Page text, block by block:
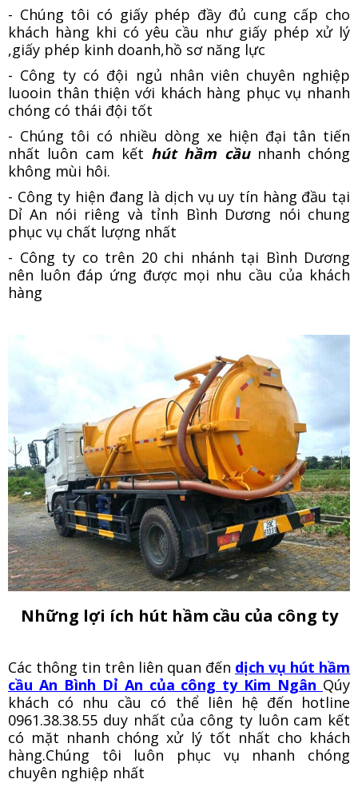
- Chúng tôi có giấy phép đầy đủ cung cấp cho
khách hàng khi có yêu cầu như giấy phép xử lý
,giấy phép kinh doanh,hồ sơ năng lực
- Công ty có đội ngủ nhân viên chuyên nghiệp
luooin thân thiện với khách hàng phục vụ nhanh
chóng có thái đội tốt
- Chúng tôi có nhiều dòng xe hiện đại tân tiến
nhất luôn cam kết hút hầm cầunhanh chóng
không mùi hôi.
- Công ty hiện đang là dịch vụ uy tín hàng đầu tại
Dỉ An nói riêng và tỉnh Bình Dương nói chung
phục vụ chất lượng nhất
- Công ty co trên 20 chi nhánh tại Bình Dương
nên luôn đáp ứng được mọi nhu cầu của khách
hàng
Những lợi ích hút hầm cầu của công ty
Các thông tin trên liên quan đến dịch vụ hút hầm
cầu An Bình Dỉ An của công ty Kim Ngân Qúy
khách có nhu cầu có thể liên hệ đến hotline
0961.38.38.55 duy nhất của công ty luôn cam kết
có mặt nhanh chóng xử lý tốt nhất cho khách
hàng.Chúng tôi luôn phục vụ nhanh chóng
chuyên nghiệp nhất